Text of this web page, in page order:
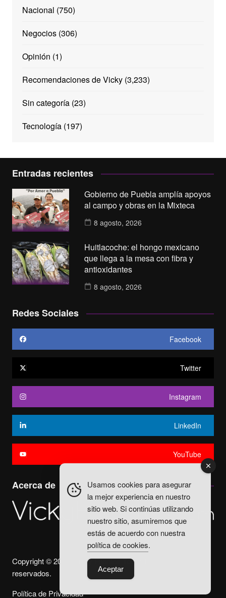
Nacional (750)
Negocios(306)
Opinión (1)
Recomendaciones de Vicky(3,233)
Sin categoría(23)
Tecnología(197)
Entradas recientes
Gobierno de Puebla amplía apoyos
al campo y obras en la Mixteca
8 agosto, 2026
Huitlacoche: el hongo mexicano
que llega a la mesa con fibra y
antioxidantes
8 agosto, 2026
Redes Sociales
Facebook
Twitter
Instagram
LinkedIn
YouTube
Acerca de
Copyright © 2025. Vicky Fuentes Todos los derechos
reservados.
Política de Privacidad
Usamos cookies para asegurar
la mejor experiencia en nuestro
sitio web. Si continúas utilizando
nuestro sitio, asumiremos que
estás de acuerdo con nuestra
política de cookies.
Aceptar